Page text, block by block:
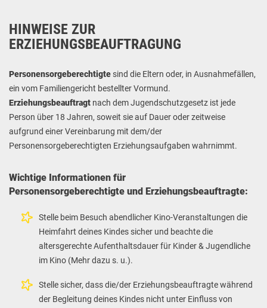
HINWEISE ZUR
ERZIEHUNGSBEAUFTRAGUNG
Personensorgeberechtigte sind die Eltern oder, in Ausnahmefällen,
ein vom Familiengericht bestellter Vormund.
Erziehungsbeauftragt nach dem Jugendschutzgesetz ist jede
Person über 18 Jahren, soweit sie auf Dauer oder zeitweise
aufgrund einer Vereinbarung mit dem/der
Personensorgeberechtigten Erziehungsaufgaben wahrnimmt.
Wichtige Informationen für
Personensorgeberechtigte und Erziehungsbeauftragte:
Stelle beim Besuch abendlicher Kino-Veranstaltungen die
Heimfahrt deines Kindes sicher und beachte die
altersgerechte Aufenthaltsdauer für Kinder & Jugendliche
im Kino (Mehr dazu s. u.).
Stelle sicher, dass die/der Erziehungsbeauftragte während
der Begleitung deines Kindes nicht unter Einfluss von